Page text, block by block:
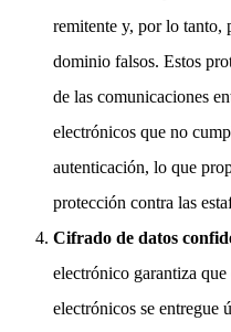
remitente y, por lo tanto,
dominio falsos. Estos
de las comunicaciones
electrónicos que no
autenticación, lo que
protección contra las
Cifrado de datos
electrónico garantiza
electrónicos se entregue